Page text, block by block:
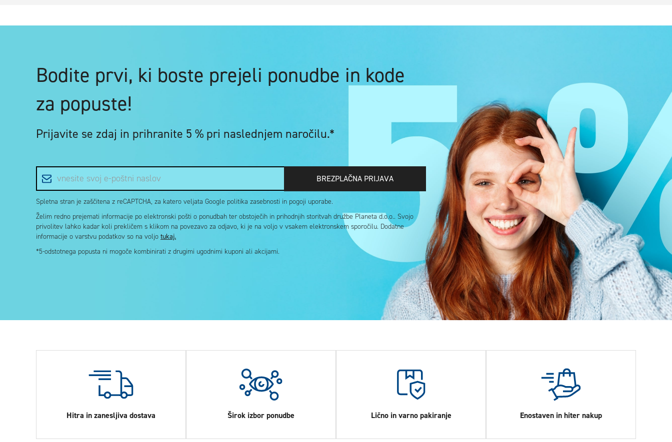
Bodite prvi, ki boste prejeli ponudbe in kode
za popuste!
Prijavite se zdaj in prihranite 5 % pri naslednjem naročilu.*
BREZPLAČNA PRIJAVA
Spletna stran je zaščitena z reCAPTCHA, za katero veljata Google politika zasebnosti in pogoji uporabe.
Želim redno prejemati informacije po elektronski pošti o ponudbah ter obstoječih in prihodnjih storitvah družbe Planeta d.o.o.. Svojo
privolitev lahko kadar koli prekličem s klikom na povezavo za odjavo, ki je na voljo v vsakem elektronskem sporočilu. Dodatne
informacije o varstvu podatkov so na voljo tukaj.
*5-odstotnega popusta ni mogoče kombinirati z drugimi ugodnimi kuponi ali akcijami.
Hitra in zanesljiva dostava Širok izbor ponudbe Lično in varno pakiranje Enostaven in hiter nakup